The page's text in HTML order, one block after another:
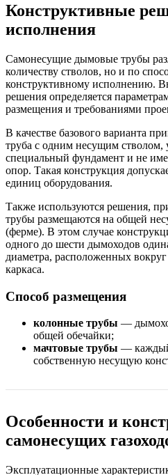
Конструктивные
исполнения
Самонесущие дымовые трубы
количеству стволов, но и по
конструктивному исполнению.
решения определяется
размещения и требованиями
В качестве базового варианта
труба с одним несущим стволом,
специальный фундамент и не
опор. Такая конструкция
единиц оборудования.
Также используются решения,
трубы размещаются на общей
(ферме). В этом случае
одного до шести дымоходов
диаметра, расположенных
каркаса.
Способ размещения
колонные трубы —
общей обечайки;
мачтовые трубы — каждый
собственную несущую
Особенности и
самонесущих
Эксплуатационные